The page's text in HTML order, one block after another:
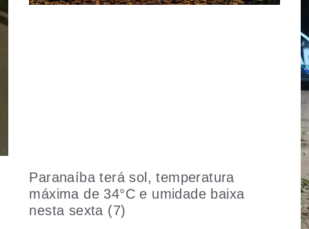
Paranaíba terá sol, temperatura
máxima de 34°C e umidade baixa
nesta sexta (7)